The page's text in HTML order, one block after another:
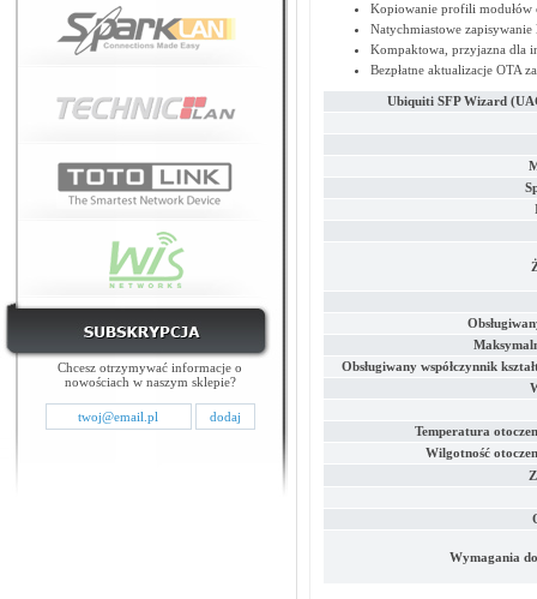
Chcesz otrzymywać informacje o
nowościach w naszym sklepie?
Kopiowanie profili modułów
Natychmiastowe
Kompaktowa, przyjazna dla
Bezpłatne aktualizacje OTA
Ubiquiti SFP Wizard
Obsługiwany współczynnik
Temperatura
Wilgotność
Wymagania